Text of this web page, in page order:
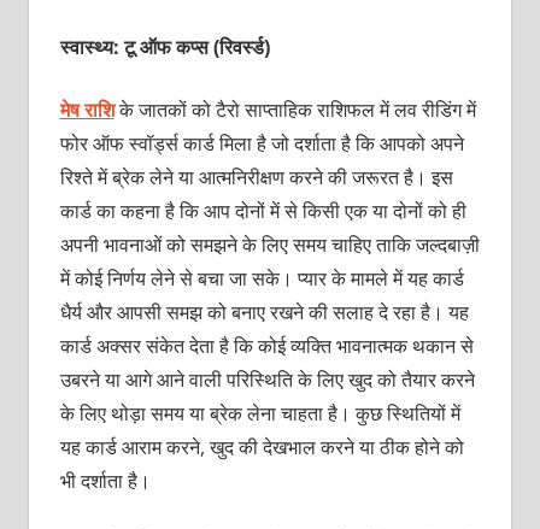
स्वास्थ्य: टू ऑफ कप्‍स (रिवर्स्‍ड)
मेष राशिके जातकों को टैरो साप्‍ताहिक राशिफल में लव रीडिंग में
फोर ऑफ स्‍वॉर्ड्स कार्ड मिला है जो दर्शाता है कि आपको अपने
रिश्‍ते में ब्रेक लेने या आत्‍मनिरीक्षण करने की जरूरत है। इस
कार्ड का कहना है कि आप दोनों में से किसी एक या दोनों को ही
अपनी भावनाओं को समझने के लिए समय चाहिए ताकि जल्‍दबाज़ी
में कोई निर्णय लेने से बचा जा सके। प्‍यार के मामले में यह कार्ड
धैर्य और आपसी समझ को बनाए रखने की सलाह दे रहा है। यह
कार्ड अक्‍सर संकेत देता है कि कोई व्‍यक्‍ति भावनात्‍मक थकान से
उबरने या आगे आने वाली परिस्थिति के लिए खुद को तैयार करने
के लिए थोड़ा समय या ब्रेक लेना चाहता है। कुछ स्थितियों में
यह कार्ड आराम करने, खुद की देखभाल करने या ठीक होने को
भी दर्शाता है।